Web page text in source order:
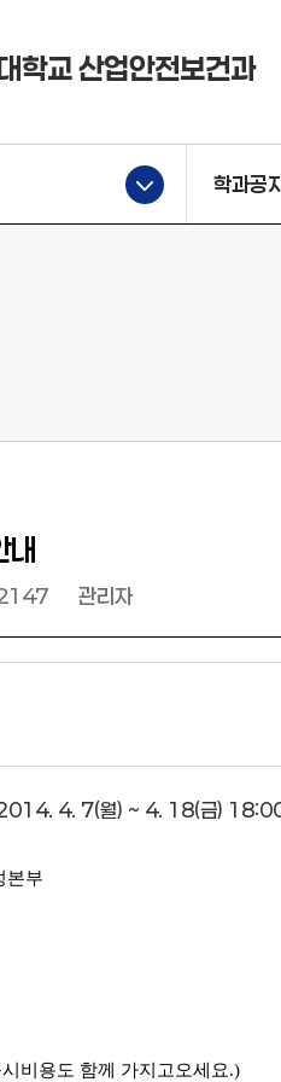
학교 산업안전보건과
학과공지
관리자
2014. 4. 7(월) ~ 4. 18(금)
부
비용도 함께 가지고오세요.)